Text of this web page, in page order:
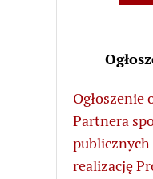
Partnera
publicznych
realizację